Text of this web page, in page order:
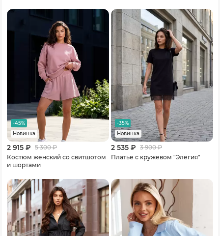
-45%
Новинка
2 915 ₽ 5 300₽
Костюм женский со свитшотом
и шортами
-35%
Новинка
2 535 ₽ 3 900₽
Платье с кружевом "Элегия"